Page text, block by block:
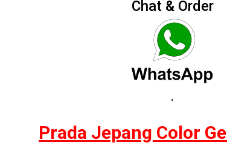
Chat & Order
.
Prada Jepang Color